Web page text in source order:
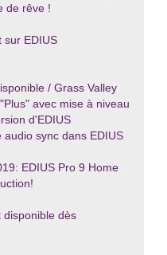
de rêve !
sur EDIUS
/ Grass Valley
avec mise à niveau
d'EDIUS
audio sync dans EDIUS
EDIUS Pro 9 Home
disponible dès